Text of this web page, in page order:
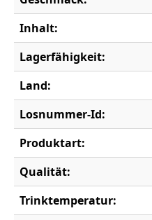
Inhalt:
Lagerfähigkeit:
Land:
Losnummer-Id:
Produktart:
Qualität:
Trinktemperatur: